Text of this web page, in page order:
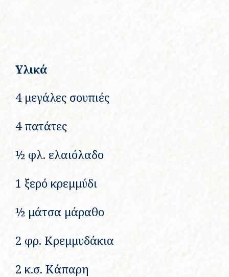
Υλικά
4 μεγάλες σουπιές
4 πατάτες
½ φλ. ελαιόλαδο
1 ξερό κρεμμύδι
½ μάτσα μάραθο
2 φρ. Κρεμμυδάκια
2 κ.σ. Κάπαρη